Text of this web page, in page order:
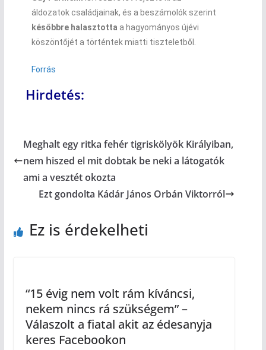
áldozatok családjainak, és a beszámolók szerint
későbbre halasztotta a hagyományos újévi
köszöntőjét a történtek miatti tiszteletből.
Forrás
Hirdetés:
Meghalt egy ritka fehér tigriskölyök Királyiban,
nem hiszed el mit dobtak be neki a látogatók
ami a vesztét okozta
Ezt gondolta Kádár János Orbán Viktorról
Ez is érdekelheti
“15 évig nem volt rám kíváncsi,
nekem nincs rá szükségem” –
Válaszolt a fiatal akit az édesanyja
keres Facebookon